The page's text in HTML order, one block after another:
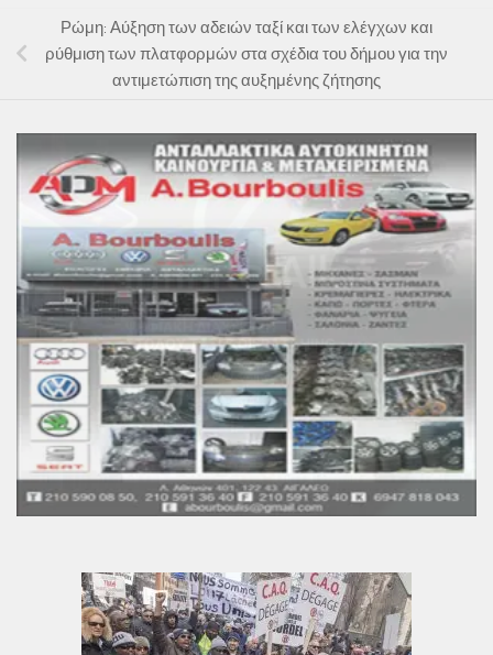
Ρώμη: Αύξηση των αδειών ταξί και των ελέγχων και
ρύθμιση των πλατφορμών στα σχέδια του δήμου για την
αντιμετώπιση της αυξημένης ζήτησης